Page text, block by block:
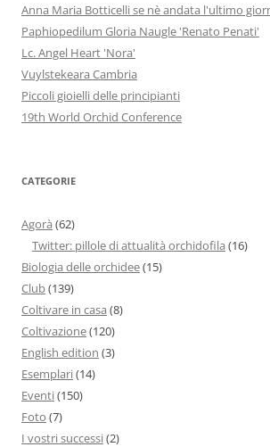
Anna Maria Botticelli se nè andata l'ultimo
Paphiopedilum Gloria Naugle 'Renato Penati'
Lc. Angel Heart 'Nora'
Vuylstekeara Cambria
Piccoli gioielli delle principianti
19th World Orchid Conference
CATEGORIE
Agorà (62)
Twitter: pillole di attualità orchidofila (16)
Biologia delle orchidee(15)
Club(139)
Coltivare in casa (8)
Coltivazione(120)
English edition (3)
Esemplari(14)
Eventi(150)
Foto (7)
I vostri successi(2)